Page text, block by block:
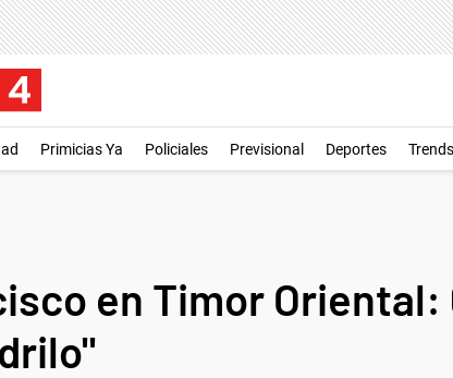
Primicias Ya Policiales Previsional Deportes Trends
en Timor Oriental: